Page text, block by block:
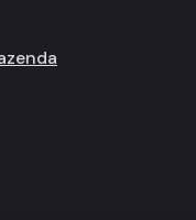
de serviços eletrônicos
Bancária